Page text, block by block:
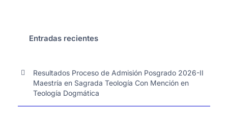
Entradas recientes
Resultados Proceso de Admisión Posgrado 2026-II
Maestría en Sagrada Teología Con Mención en
Teología Dogmática